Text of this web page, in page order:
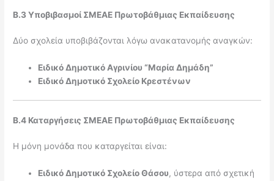
Β.3 Υποβιβασμοί ΣΜΕΑΕ Πρωτοβάθμιας Εκπαίδευσης
Δύο σχολεία υποβιβάζονται λόγω ανακατανομής αναγκών:
Ειδικό Δημοτικό Αγρινίου “Μαρία Δημάδη”
Ειδικό Δημοτικό Σχολείο Κρεστένων
Β.4 Καταργήσεις ΣΜΕΑΕ Πρωτοβάθμιας Εκπαίδευσης
Η μόνη μονάδα που καταργείται είναι:
Ειδικό Δημοτικό Σχολείο Θάσου, ύστερα από σχετική